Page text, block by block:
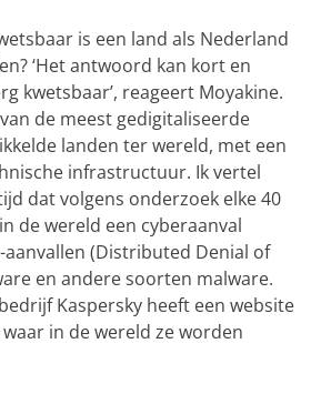
is een land als Nederland
‘Het antwoord kan kort en
kwetsbaar’, reageert Moyakine.
de meest gedigitaliseerde
landen ter wereld, met een
infrastructuur. Ik vertel
dat volgens onderzoek elke 40
de wereld een cyberaanval
aanvallen (Distributed Denial of
en andere soorten malware.
Kaspersky heeft een website
in de wereld ze worden